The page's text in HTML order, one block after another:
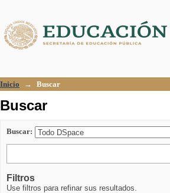
Inicio → Buscar
Buscar
Buscar:
Filtros
Use filtros para refinar sus resultados.